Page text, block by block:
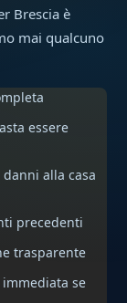
Brescia è
mai qualcuno
essere
alla casa
precedenti
trasparente
se